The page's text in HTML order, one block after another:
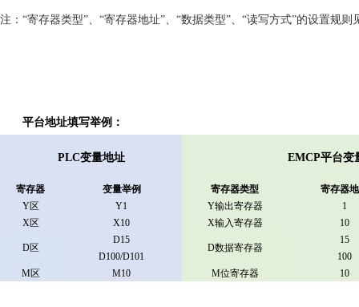
注： “寄存器类型”、“寄存器地址”、“数据类型”、“读写方式”的设置规则
平台地址填写举例：
PLC变量地址 EMCP平台变
寄存器 变量举例 寄存器类型
寄存器
Y区 Y1 Y输出寄存器
1
X区 X10 X输入寄存器 10
D区
D15
D数据寄存器
15
D100/D101 100
M区
M10 M位寄存器 10